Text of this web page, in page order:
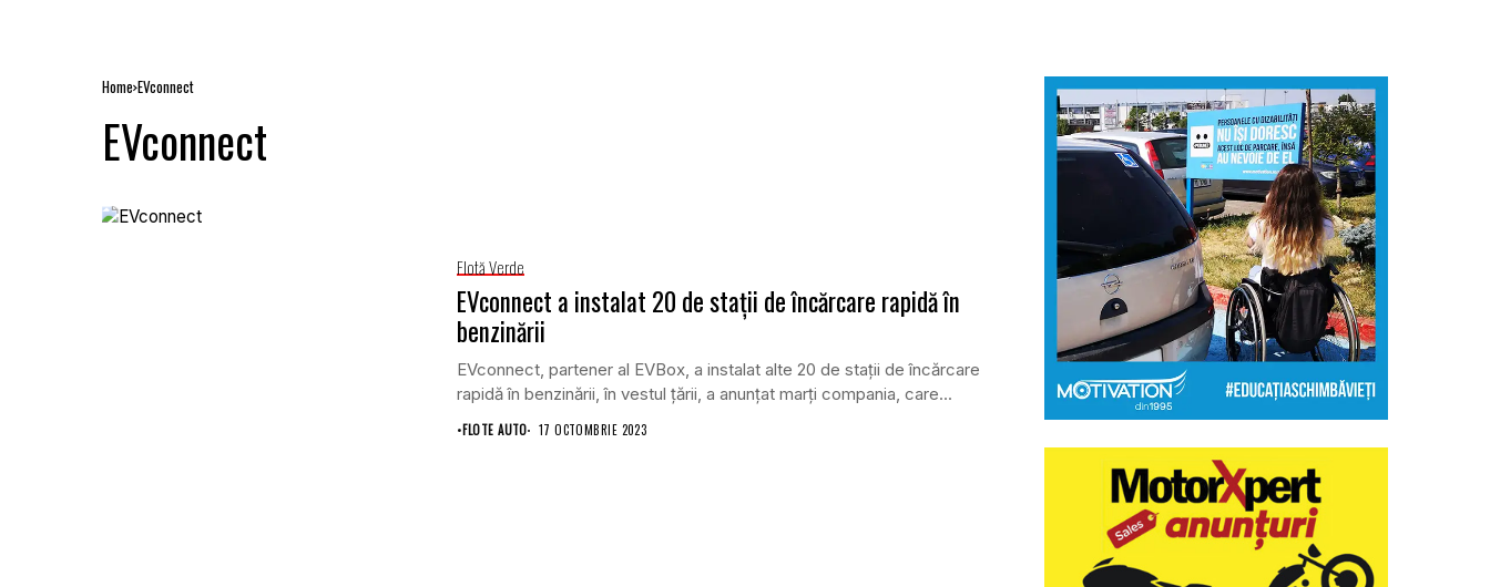
Home EVconnect
EVconnect
Flotă Verde
EVconnect a instalat 20 de staţii de încărcare rapidă în
benzinării
EVconnect, partener al EVBox, a instalat alte 20 de staţii de încărcare
rapidă în benzinării, în vestul ţării, a anunțat marți compania, care...
•FLOTE AUTO 17 OCTOMBRIE 2023